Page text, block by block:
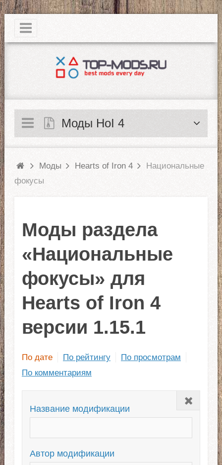
|
Моды HoI 4
Моды Hearts of Iron 4
Национальные
фокусы
Моды раздела
«Национальные
фокусы» для
Hearts of Iron 4
версии 1.15.1
По дате По рейтингу
По просмотрам
По комментариям
Закрыть
Название модификации
Автор модификации